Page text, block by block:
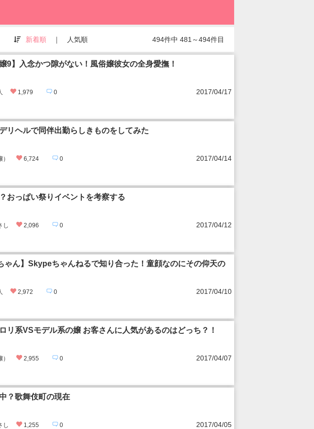
新着順 ｜ 人気順 494件中 481～494件目
9】入念かつ隙がない！風俗嬢彼女の全身愛撫！
1,979 0 2017/04/17
リヘルで同伴出勤らしきものをしてみた
） 6,724 0 2017/04/14
おっぱい祭りイベントを考察する
し 2,096 0 2017/04/12
ゃん】Skypeちゃんねるで知り合った！童顔なのにその仰天の
2,972 0 2017/04/10
リ系VSモデル系の嬢 お客さんに人気があるのはどっち？！
） 2,955 0 2017/04/07
？歌舞伎町の現在
し 1,255 0 2017/04/05